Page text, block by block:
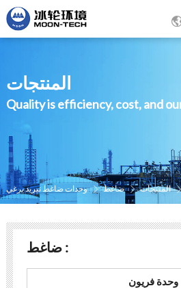
المنتجات
Quality is efficiency, cost, and
المنتجات  ضاغط  وحدات ضاغط تبريد برغي
ضاغط :
وحدة فريون